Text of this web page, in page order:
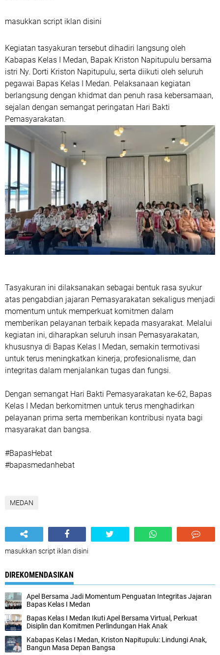
masukkan script iklan disini
Kegiatan tasyakuran tersebut dihadiri langsung oleh
Kabapas Kelas I Medan, Bapak Kriston Napitupulu bersama
istri Ny. Dorti Kriston Napitupulu, serta diikuti oleh seluruh
pegawai Bapas Kelas I Medan. Pelaksanaan kegiatan
berlangsung dengan khidmat dan penuh rasa kebersamaan,
sejalan dengan semangat peringatan Hari Bakti
Pemasyarakatan.
Tasyakuran ini dilaksanakan sebagai bentuk rasa syukur
atas pengabdian jajaran Pemasyarakatan sekaligus menjadi
momentum untuk memperkuat komitmen dalam
memberikan pelayanan terbaik kepada masyarakat. Melalui
kegiatan ini, diharapkan seluruh insan Pemasyarakatan,
khususnya di Bapas Kelas I Medan, semakin termotivasi
untuk terus meningkatkan kinerja, profesionalisme, dan
integritas dalam menjalankan tugas dan fungsi.
Dengan semangat Hari Bakti Pemasyarakatan ke-62, Bapas
Kelas I Medan berkomitmen untuk terus menghadirkan
pelayanan prima serta memberikan kontribusi nyata bagi
masyarakat dan bangsa.
#BapasHebat
#bapasmedanhebat
MEDAN
masukkan script iklan disini
DIREKOMENDASIKAN
Apel Bersama Jadi Momentum Penguatan Integritas Jajaran
Bapas Kelas I Medan
Bapas Kelas I Medan Ikuti Apel Bersama Virtual, Perkuat
Disiplin dan Komitmen Perlindungan Hak Anak
Kabapas Kelas I Medan, Kriston Napitupulu: Lindungi Anak,
Bangun Masa Depan Bangsa